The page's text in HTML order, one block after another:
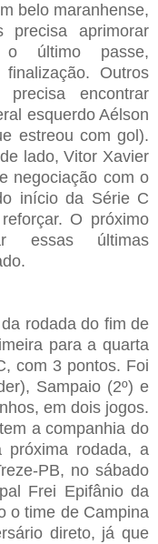
belo maranhense,
aprimorar
o último passe,
Outros
encontrar
esquerdo Aélson
estreou com gol).
lado, Vitor Xavier
negociação com o
início da Série C
O próximo
essas últimas
rodada do fim de
para a quarta
com 3 pontos. Foi
Sampaio (2º) e
em dois jogos.
a companhia do
próxima rodada, a
PB, no sábado
Frei Epifânio da
o time de Campina
direto, já que